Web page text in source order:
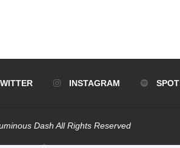
INSTAGRAM
Dash All Rights Reserved